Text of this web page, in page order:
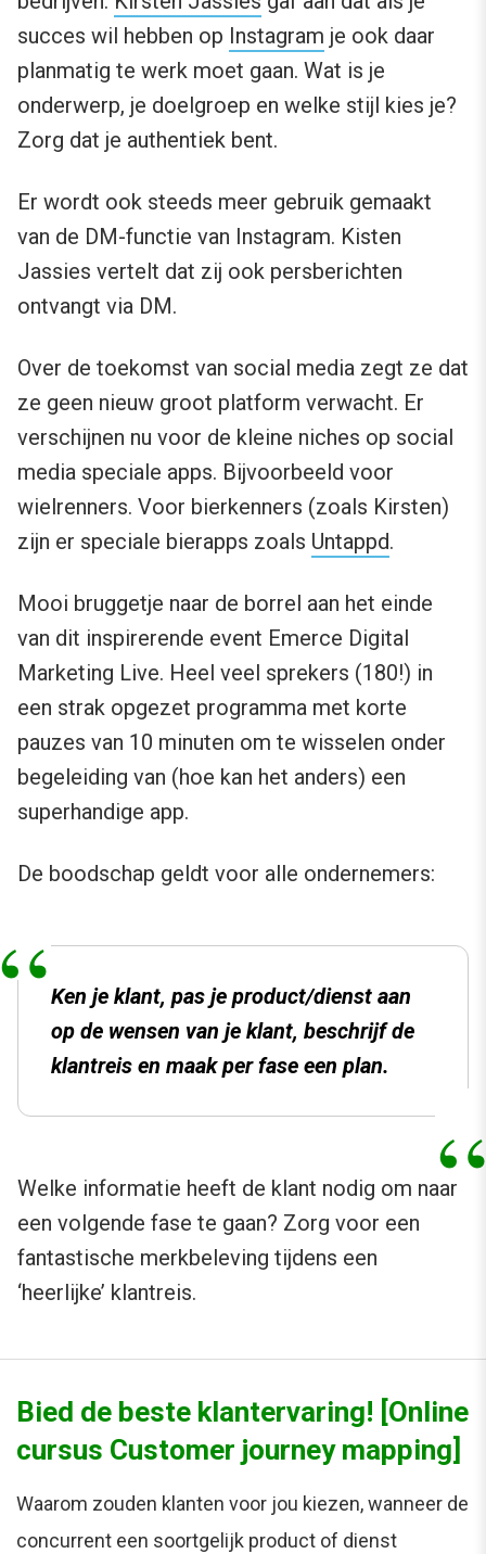
succes wil hebben op Instagram je ook daar
planmatig te werk moet gaan. Wat is je
onderwerp, je doelgroep en welke stijl kies je?
Zorg dat je authentiek bent.
Er wordt ook steeds meer gebruik gemaakt
van de DM-functie van Instagram. Kisten
Jassies vertelt dat zij ook persberichten
ontvangt via DM.
Over de toekomst van social media zegt ze dat
ze geen nieuw groot platform verwacht. Er
verschijnen nu voor de kleine niches op social
media speciale apps. Bijvoorbeeld voor
wielrenners. Voor bierkenners (zoals Kirsten)
zijn er speciale bierapps zoals Untappd.
Mooi bruggetje naar de borrel aan het einde
van dit inspirerende event Emerce Digital
Marketing Live. Heel veel sprekers (180!) in
een strak opgezet programma met korte
pauzes van 10 minuten om te wisselen onder
begeleiding van (hoe kan het anders) een
superhandige app.
De boodschap geldt voor alle ondernemers:
Ken je klant, pas je product/dienst aan
op de wensen van je klant, beschrijf de
klantreis en maak per fase een plan.
Welke informatie heeft de klant nodig om naar
een volgende fase te gaan? Zorg voor een
fantastische merkbeleving tijdens een
‘heerlijke’ klantreis.
Bied de beste klantervaring! [Online
cursus Customer journey mapping]
Waarom zouden klanten voor jou kiezen, wanneer de
concurrent een soortgelijk product of dienst